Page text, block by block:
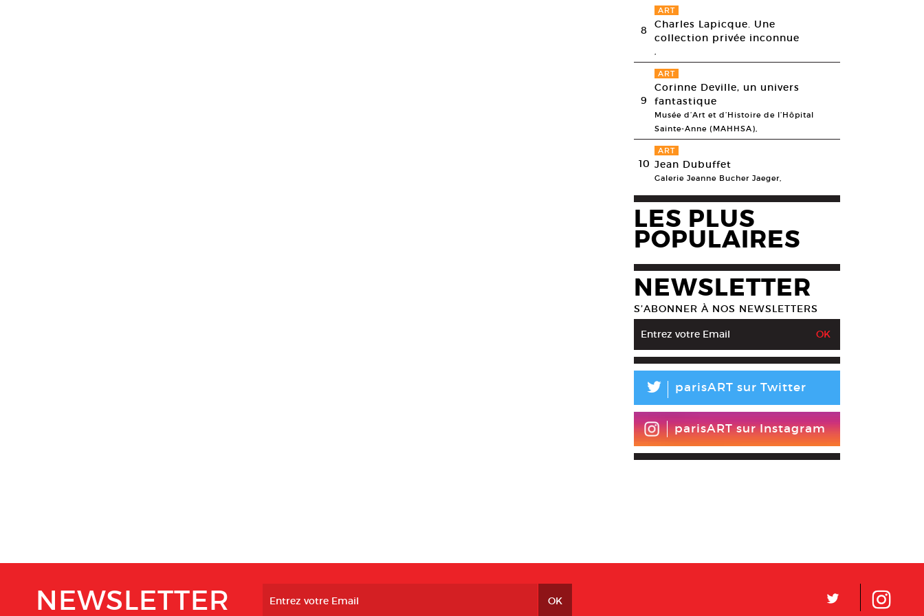
8
ART
Charles Lapicque. Une
collection privée inconnue
,
9
ART
Corinne Deville, un univers
fantastique
Musée d’Art et d’Histoire de l’Hôpital
Sainte-Anne (MAHHSA),
10
ART
Jean Dubuffet
Galerie Jeanne Bucher Jaeger,
LES PLUS
POPULAIRES
NEWSLETTER
S’ABONNER À NOS NEWSLETTERS
L parisART sur Twitter
parisART sur Instagram
NEWSLETTER L